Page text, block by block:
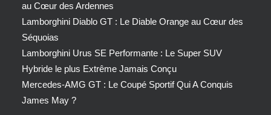
au Cœur des Ardennes
Lamborghini Diablo GT : Le Diable Orange au Cœur des
Séquoias
Lamborghini Urus SE Performante : Le Super SUV
Hybride le plus Extrême Jamais Conçu
Mercedes-AMG GT : Le Coupé Sportif Qui A Conquis
James May ?